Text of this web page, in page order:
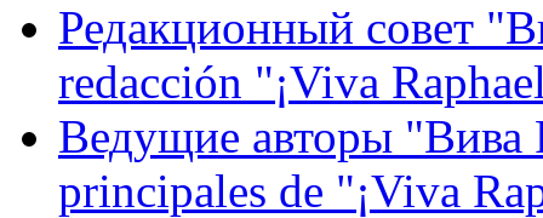
Редакционный совет
redacción "¡Viva
Ведущие авторы "Вива
principales de "¡Viva